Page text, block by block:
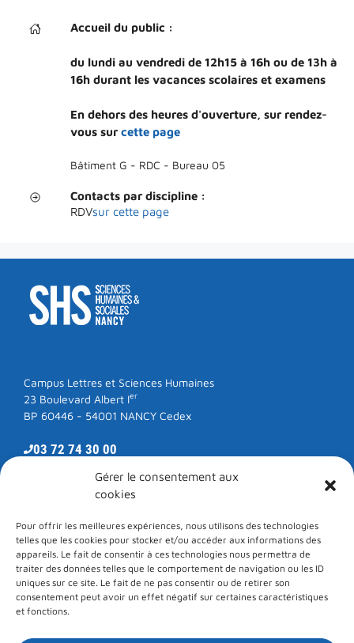
Gérer le consentement aux
cookies
Pour offrir les meilleures expériences, nous utilisons des technologies
telles que les cookies pour stocker et/ou accéder aux informations des
appareils. Le fait de consentir à ces technologies nous permettra de
traiter des données telles que le comportement de navigation ou les ID
uniques sur ce site. Le fait de ne pas consentir ou de retirer son
consentement peut avoir un effet négatif sur certaines caractéristiques
et fonctions.
Accueil du public :
du lundi au vendredi de 12h15 à 16h ou de 13h à
16h durant les vacances scolaires et examens
En dehors des heures d'ouverture, sur rendez-
vous surcette page
Bâtiment G - RDC - Bureau 05
Contacts par discipline :
RDVsur cette page
Campus Lettres et Sciences Humaines
23 Boulevard Albert Ier
BP 60446 - 54001 NANCY Cedex
03 72 74 30 00
E-mailLinkedIn
Facebook
Instagram
Une unité de formation et de recherche de